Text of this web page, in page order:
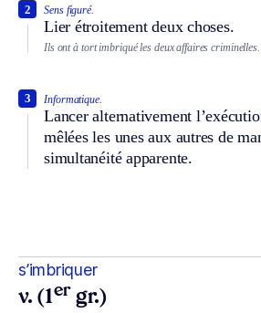
Sens figuré.
Lier étroitement deux choses.
2
Ils ont à tort imbriqué les deux affaires criminelles.
Informatique.
Lancer alternativement
mêlées les unes aux autres de
simultanéité apparente.
3
s’imbriquer
v. (1er gr.)